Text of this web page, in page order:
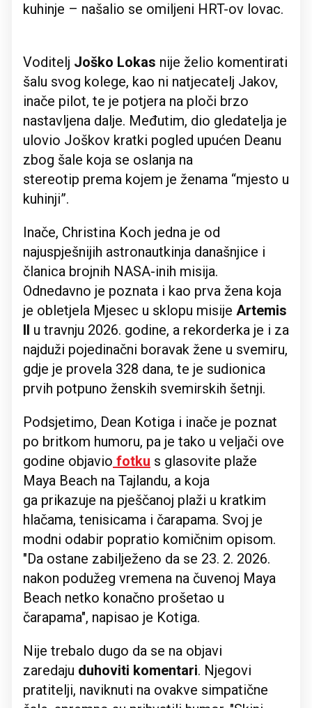
kuhinje – našalio se omiljeni HRT-ov lovac.
Voditelj Joško Lokas nije želio komentirati
šalu svog kolege, kao ni natjecatelj Jakov,
inače pilot, te je potjera na ploči brzo
nastavljena dalje. Međutim, dio gledatelja je
ulovio Joškov kratki pogled upućen Deanu
zbog šale koja se oslanja na
stereotip prema kojem je ženama “mjesto u
kuhinji”.
Inače, Christina Koch jedna je od
najuspješnijih astronautkinja današnjice i
članica brojnih NASA-inih misija.
Odnedavno je poznata i kao prva žena koja
je obletjela Mjesec u sklopu misije Artemis
II u travnju 2026. godine, a rekorderka je i za
najduži pojedinačni boravak žene u svemiru,
gdje je provela 328 dana, te je sudionica
prvih potpuno ženskih svemirskih šetnji.
Podsjetimo, Dean Kotiga i inače je poznat
po britkom humoru, pa je tako u veljači ove
godine objavio fotku s glasovite plaže
Maya Beach na Tajlandu, a koja
ga prikazuje na pješčanoj plaži u kratkim
hlačama, tenisicama i čarapama. Svoj je
modni odabir popratio komičnim opisom.
"Da ostane zabilježeno da se 23. 2. 2026.
nakon podužeg vremena na čuvenoj Maya
Beach netko konačno prošetao u
čarapama", napisao je Kotiga.
Nije trebalo dugo da se na objavi
zaredaju duhoviti komentari. Njegovi
pratitelji, naviknuti na ovakve simpatične